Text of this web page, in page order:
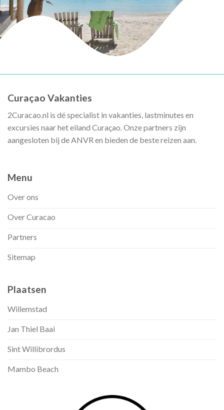
Curaçao Vakanties
2Curacao.nl is dé specialist in vakanties, lastminutes en
excursies naar het eiland Curaçao. Onze partners zijn
aangesloten bij de ANVR en bieden de beste reizen aan.
Menu
Over ons
Over Curacao
Partners
Sitemap
Plaatsen
Willemstad
Jan Thiel Baai
Sint Willibrordus
Mambo Beach